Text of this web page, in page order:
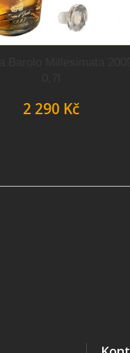
2 290 Kč